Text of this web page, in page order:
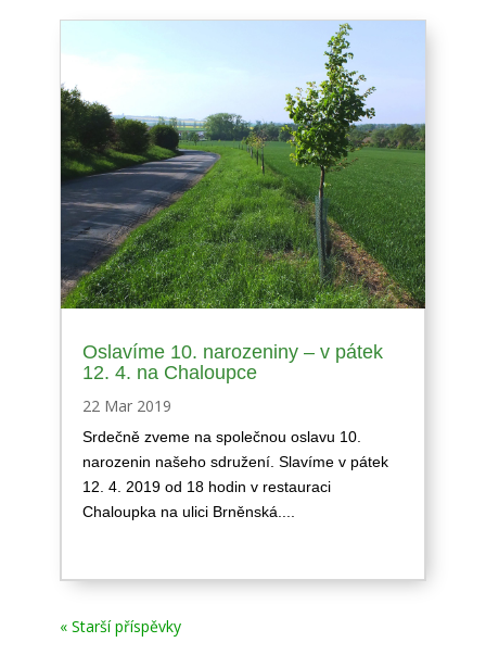
Oslavíme 10. narozeniny – v pátek
12. 4. na Chaloupce
22 Mar 2019
Srdečně zveme na společnou oslavu 10.
narozenin našeho sdružení. Slavíme v pátek
12. 4. 2019 od 18 hodin v restauraci
Chaloupka na ulici Brněnská....
« Starší příspěvky